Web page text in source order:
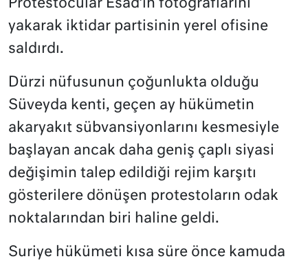
Protestocular Esad’ın fotoğraflarını
yakarak iktidar partisinin yerel ofisine
saldırdı.
Dürzi nüfusunun çoğunlukta olduğu
Süveyda kenti, geçen ay hükümetin
akaryakıt sübvansiyonlarını kesmesiyle
başlayan ancak daha geniş çaplı siyasi
değişimin talep edildiği rejim karşıtı
gösterilere dönüşen protestoların odak
noktalarından biri haline geldi.
Suriye hükümeti kısa süre önce kamuda